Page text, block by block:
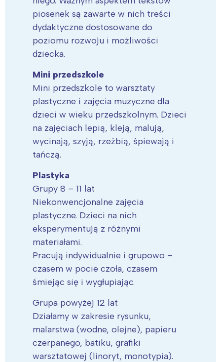
piosenek są zawarte w nich treści
dydaktyczne dostosowane do
poziomu rozwoju i możliwości
dziecka.
Mini przedszkole
Mini przedszkole to warsztaty
plastyczne i zajęcia muzyczne dla
dzieci w wieku przedszkolnym. Dzieci
na zajęciach lepią, kleją, malują,
wycinają, szyją, rzeźbią, śpiewają i
tańczą.
Plastyka
Grupy 8 – 11 lat
Niekonwencjonalne zajęcia
plastyczne. Dzieci na nich
eksperymentują z różnymi
materiałami.
Pracują indywidualnie i grupowo –
czasem w pocie czoła, czasem
śmiejąc się i wygłupiając.
Grupa powyżej 12 lat
Działamy w zakresie rysunku,
malarstwa (wodne, olejne), papieru
czerpanego, batiku, grafiki
warsztatowej (linoryt, monotypia).